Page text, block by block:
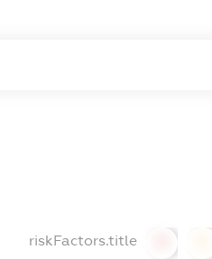
riskFactors.title